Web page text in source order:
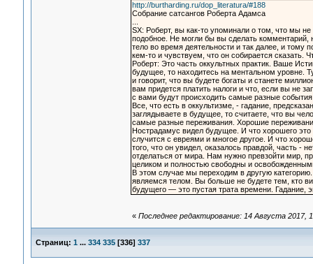
http://burtharding.ru/dop_literatura/#188
Собрание сатсангов Роберта Адамса
SX: Роберт, вы как-то упоминали о том, что мы
подобное. Не могли бы вы сделать комментарий,
тело во время деятельности и так далее, и
кем-то и чувствуем, что он собирается сказать.
Роберт: Это часть оккультных практик. Ваше
будущее, то находитесь на ментальном уровне.
и говорит, что вы будете богаты и станете
вам придется платить налоги и что, если вы не
с вами будут происходить самые разные
Все, что есть в оккультизме, - гадание,
заглядываете в будущее, то считаете, что вы
самые разные переживания. Хорошие
Нострадамус видел будущее. И что хорошего
случится с евреями и многое другое. И что
того, что он увидел, оказалось правдой, часть -
отделаться от мира. Нам нужно превзойти мир,
целиком и полностью свободны и
В этом случае мы переходим в другую
являемся телом. Вы больше не будете тем, кто
будущего — это пустая трата времени. Гадание,
« Последнее редактирование: 14 Августа 2017,
Страниц: 1 ... 334 335[336] 337